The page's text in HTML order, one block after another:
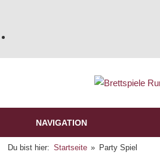
NAVIGATION
Du bist hier: Startseite Party Spiel